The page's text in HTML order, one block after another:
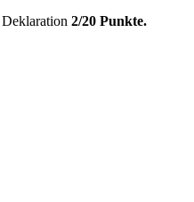
Deklaration 2/20 Punkte.